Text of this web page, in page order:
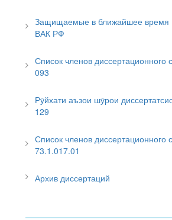
Защищаемые в ближайшее время
ВАК РФ
Список членов диссертационного
093
Рӯйхати аъзои шӯрои
129
Список членов диссертационного
73.1.017.01
Архив диссертаций